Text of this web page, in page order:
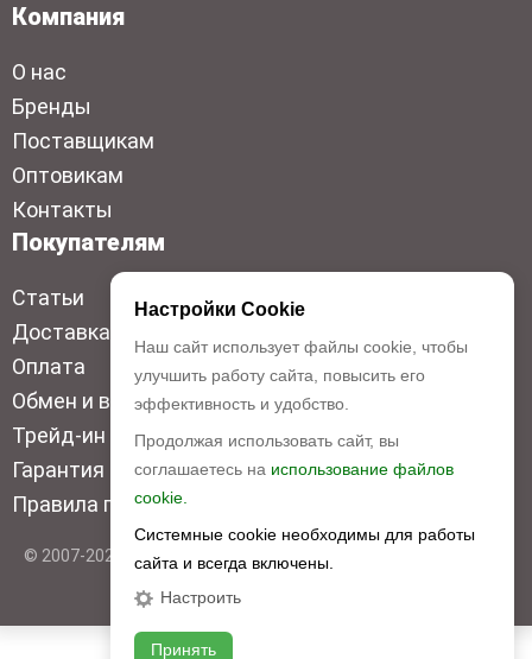
Компания
О нас
Бренды
Поставщикам
Оптовикам
Контакты
Покупателям
Статьи
Доставка
Оплата
Обмен и возврат
Трейд-ин
Гарантия низкой цены
Правила продажи
© 2007-2026 Top Disc. Все права защищены
Настройки Cookie
Наш сайт использует файлы cookie, чтобы
улучшить работу сайта, повысить его
эффективность и удобство.
Продолжая использовать сайт, вы
соглашаетесь на использование файлов
cookie.
Системные cookie необходимы для работы
сайта и всегда включены.
Настроить
Принять